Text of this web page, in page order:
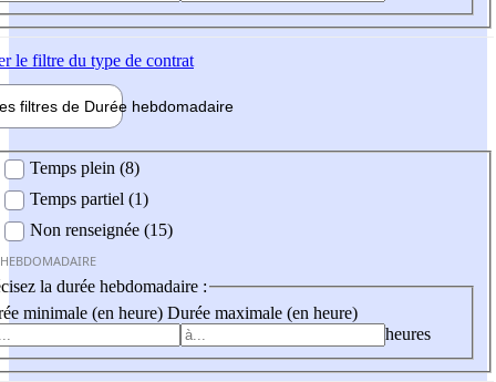
le filtre du type de contrat
filtres de Durée hebdomadaire
Temps plein (8)
Temps partiel (1)
Non renseignée (15)
la durée hebdomadaire :
minimale (en heure) Durée maximale (en heure)
heures